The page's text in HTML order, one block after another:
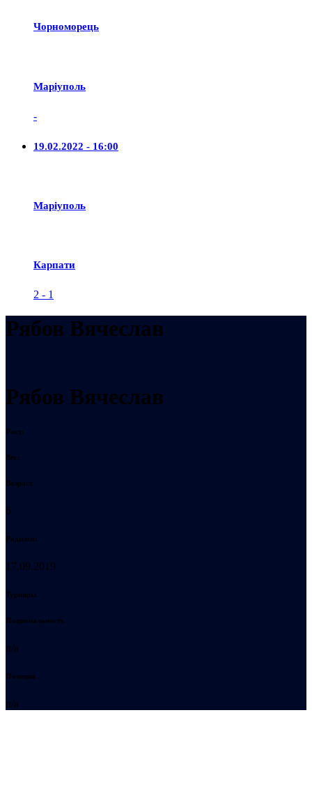
Чорноморець
Маріуполь
-
19.02.2022 - 16:00
Маріуполь
Карпати
2 - 1
Рябов Вячеслав
Рябов Вячеслав
Рост:
Вес:
Возраст
6
Родился:
17.09.2019
Турниры
Национальность
n/a
Позиция
n/a